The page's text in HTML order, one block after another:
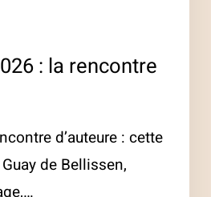
: la rencontre
d’auteure : cette
de Bellissen,